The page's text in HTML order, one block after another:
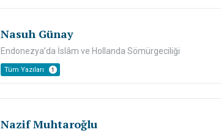
Nasuh Günay
Endonezya’da İslâm ve Hollanda Sömürgeciliği
Tüm Yazıları 1
Nazif Muhtaroğlu